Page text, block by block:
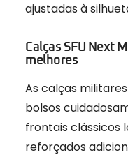
ajustadas à
Calças SFU Next
melhores
As calças
bolsos
frontais clássicos
reforçados